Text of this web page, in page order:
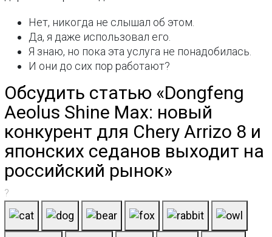
Нет, никогда не слышал об этом.
Да, я даже использовал его.
Я знаю, но пока эта услуга не понадобилась.
И они до сих пор работают?
Обсудить статью «Dongfeng
Aeolus Shine Max: новый
конкурент для Chery Arrizo 8 и
японских седанов выходит на
российский рынок»
?